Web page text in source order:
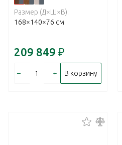
Размер (Д×Ш×В):
168×140×76 см
209 849 ₽
– + В корзину